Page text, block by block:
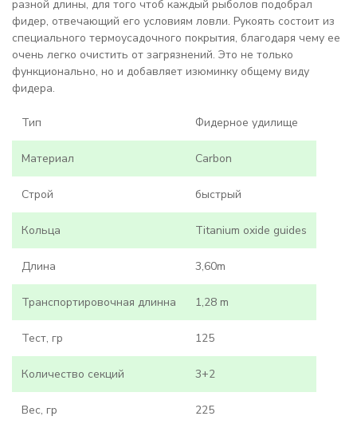
разной длины, для того чтоб каждый рыболов подобрал
фидер, отвечающий его условиям ловли. Рукоять состоит из
специального термоусадочного покрытия, благодаря чему ее
очень легко очистить от загрязнений. Это не только
функционально, но и добавляет изюминку общему виду
фидера.
Тип Фидерное удилище
Материал Carbon
Строй быстрый
Кольца Titanium oxide guides
Длина 3,60m
Транспортировочная длинна 1,28 m
Тест, гр 125
Количество секций 3+2
Вес, гр 225